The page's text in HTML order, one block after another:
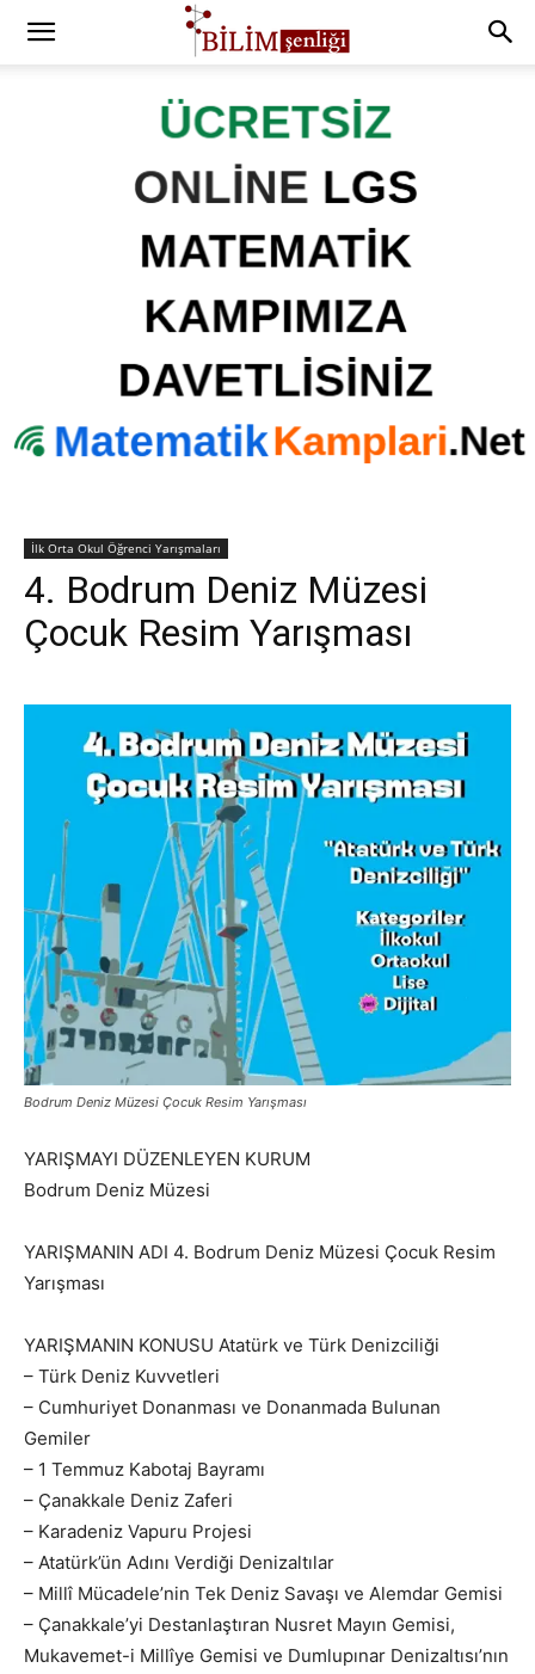
İlk Orta Okul Öğrenci Yarışmaları
4. Bodrum Deniz Müzesi
Çocuk Resim Yarışması
Bodrum Deniz Müzesi Çocuk Resim Yarışması
YARIŞMAYI DÜZENLEYEN KURUM
Bodrum Deniz Müzesi
YARIŞMANIN ADI 4. Bodrum Deniz Müzesi Çocuk Resim
Yarışması
YARIŞMANIN KONUSU Atatürk ve Türk Denizciliği
– Türk Deniz Kuvvetleri
– Cumhuriyet Donanması ve Donanmada Bulunan
Gemiler
– 1 Temmuz Kabotaj Bayramı
– Çanakkale Deniz Zaferi
– Karadeniz Vapuru Projesi
– Atatürk’ün Adını Verdiği Denizaltılar
– Millî Mücadele’nin Tek Deniz Savaşı ve Alemdar Gemisi
– Çanakkale’yi Destanlaştıran Nusret Mayın Gemisi,
Mukavemet-i Millîye Gemisi ve Dumlupınar Denizaltısı’nın